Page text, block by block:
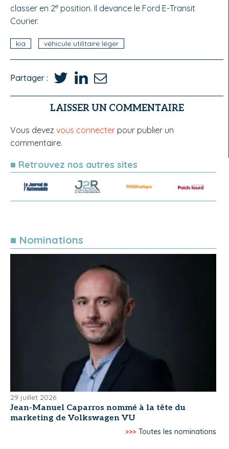
classer en 2e position. Il devance le Ford E-Transit
Courier.
kia véhicule utilitaire léger
Partager :
LAISSER UN COMMENTAIRE
Vous devez vous connecter pour publier un
commentaire.
■ Retrouvez nos autres sites
■ Nominations
29 juillet 2026
Jean-Manuel Caparros nommé à la tête du
marketing de Volkswagen VU
>>> Toutes les nominations